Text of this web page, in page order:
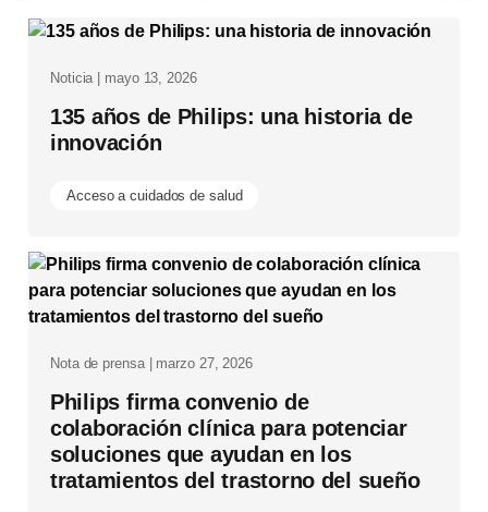
Noticia | mayo 13, 2026
135 años de Philips: una historia de
innovación
Acceso a cuidados de salud
Nota de prensa | marzo 27, 2026
Philips firma convenio de
colaboración clínica para potenciar
soluciones que ayudan en los
tratamientos del trastorno del sueño